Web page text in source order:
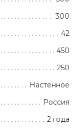
300
42
450
250
Настенное
Россия
2 года